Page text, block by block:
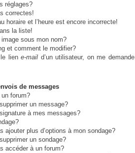
réglages?
correctes!
horaire et l’heure est encore incorrecte!
la liste!
sous mon nom?
et comment le modifier?
le liene-mail d’un utilisateur, on me
de messages
forum?
un message?
à mes messages?
ajouter plus d’options à mon sondage?
un sondage?
accéder à un forum?